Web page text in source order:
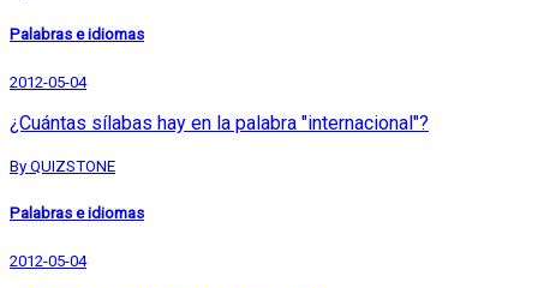
Palabras e idiomas
2012-05-04
¿Cuántas sílabas hay en la palabra "internacional"?
By QUIZSTONE
Palabras e idiomas
2012-05-04